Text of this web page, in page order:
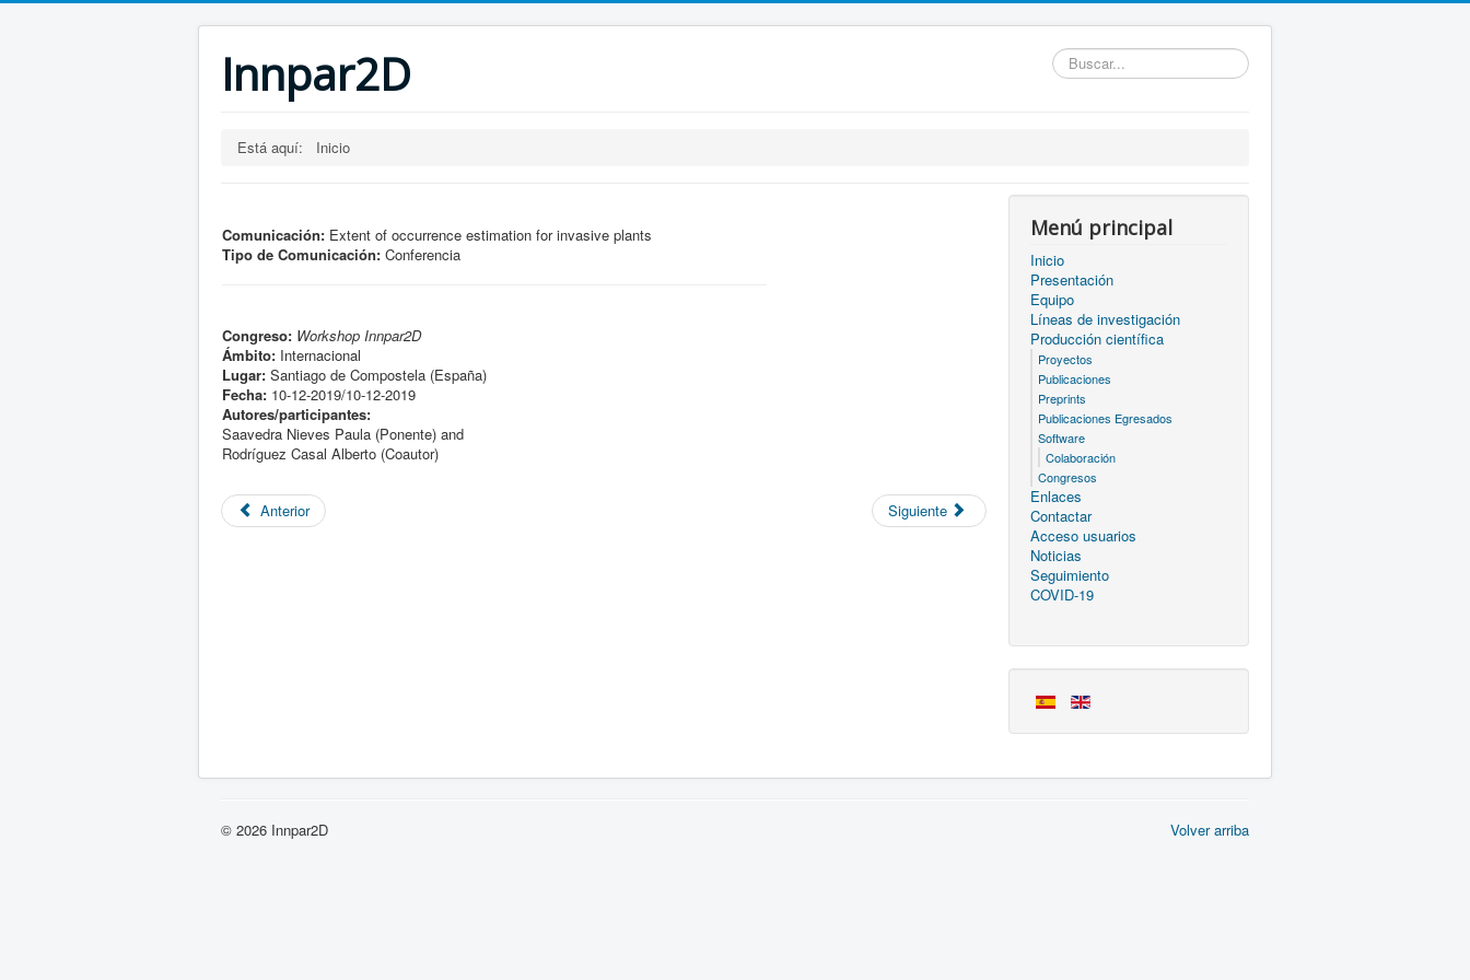
Innpar2D Buscar...
Está aquí: Inicio
Comunicación: Extent of occurrence estimation for invasive plants
Tipo de Comunicación: Conferencia
Congreso: Workshop Innpar2D
Ámbito: Internacional
Lugar: Santiago de Compostela (España)
Fecha: 10-12-2019/10-12-2019
Autores/participantes:
Saavedra Nieves Paula (Ponente) and
Rodríguez Casal Alberto (Coautor)
Anterior Siguiente
Menú principal
Inicio
Presentación
Equipo
Líneas de investigación
Producción científica
Proyectos
Publicaciones
Preprints
Publicaciones Egresados
Software
Colaboración
Congresos
Enlaces
Contactar
Acceso usuarios
Noticias
Seguimiento
COVID-19
Volver arriba
© 2026 Innpar2D